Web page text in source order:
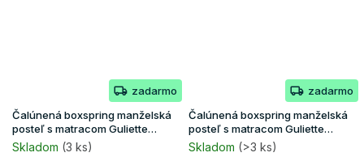
zadarmo
Čalúnená boxspring manželská
posteľ s matracom Guliette
180x200 - béžová
Skladom (3 ks)
zadarmo
Čalúnená boxspring manželská
posteľ s matracom Guliette
180x200 - sivá
Skladom (>3 ks)